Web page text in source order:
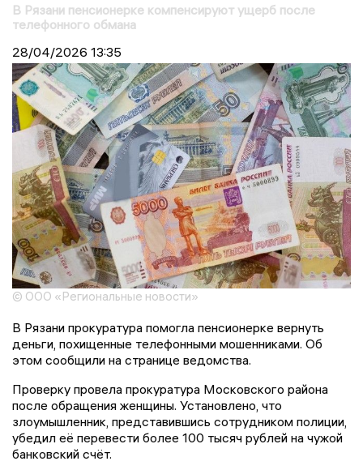
В Рязани пенсионерке компенсируют ущерб после
телефонного обмана
28/04/2026 13:35
© ООО «Региональные новости»
В Рязани прокуратура помогла пенсионерке вернуть
деньги, похищенные телефонными мошенниками. Об
этом сообщили на странице ведомства.
Проверку провела прокуратура Московского района
после обращения женщины. Установлено, что
злоумышленник, представившись сотрудником полиции,
убедил её перевести более 100 тысяч рублей на чужой
банковский счёт.